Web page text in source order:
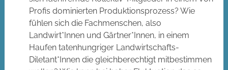
Profis dominierten Produktionsprozess? Wie
fühlen sich die Fachmenschen, also
Landwirt*Innen und Gärtner*Innen, in einem
Haufen tatenhungriger Landwirtschafts-
Diletant*Innen die gleichberechtigt mitbestimmen